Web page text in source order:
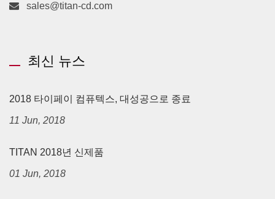
sales@titan-cd.com
최신 뉴스
2018 타이페이 컴퓨텍스, 대성공으로 종료
11 Jun, 2018
TITAN 2018년 신제품
01 Jun, 2018